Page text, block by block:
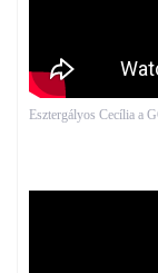
Esztergályos Cecília a